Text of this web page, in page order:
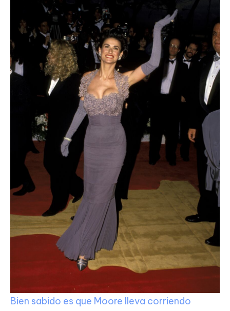
Bien sabido es que Moore lleva corriendo